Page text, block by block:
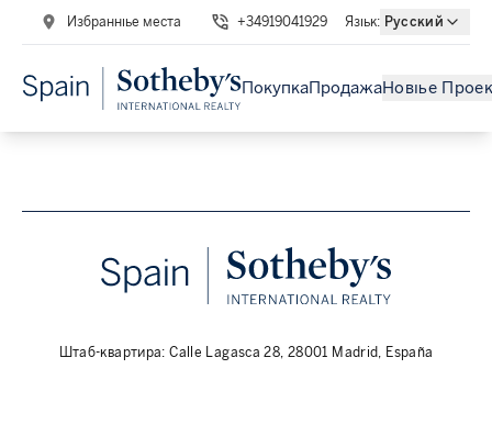
Избранные места +34919041929 Язык: Русский
ПокупкаПродажаНовые
Штаб-квартира: Calle Lagasca 28, 28001 Madrid, España